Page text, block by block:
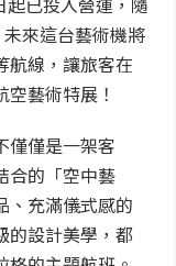
來這台藝術機將
航線，讓旅客在
藝術特展！
僅僅是一架客
合的「空中藝
、充滿儀式感的
的設計美學，都